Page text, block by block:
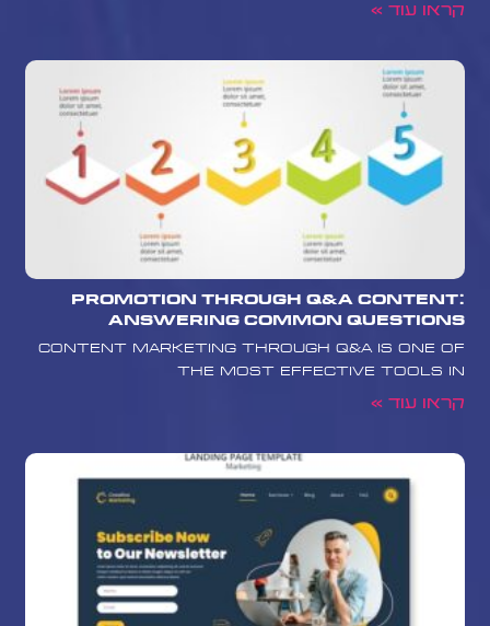
קראו עוד »
Promotion Through Q&A Content:
Answering Common Questions
Content marketing through Q&A is one of
the most effective tools in
קראו עוד »